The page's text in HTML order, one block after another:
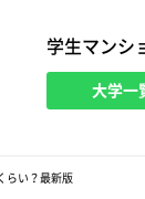
学生マンシ
大学一
らい？最新版